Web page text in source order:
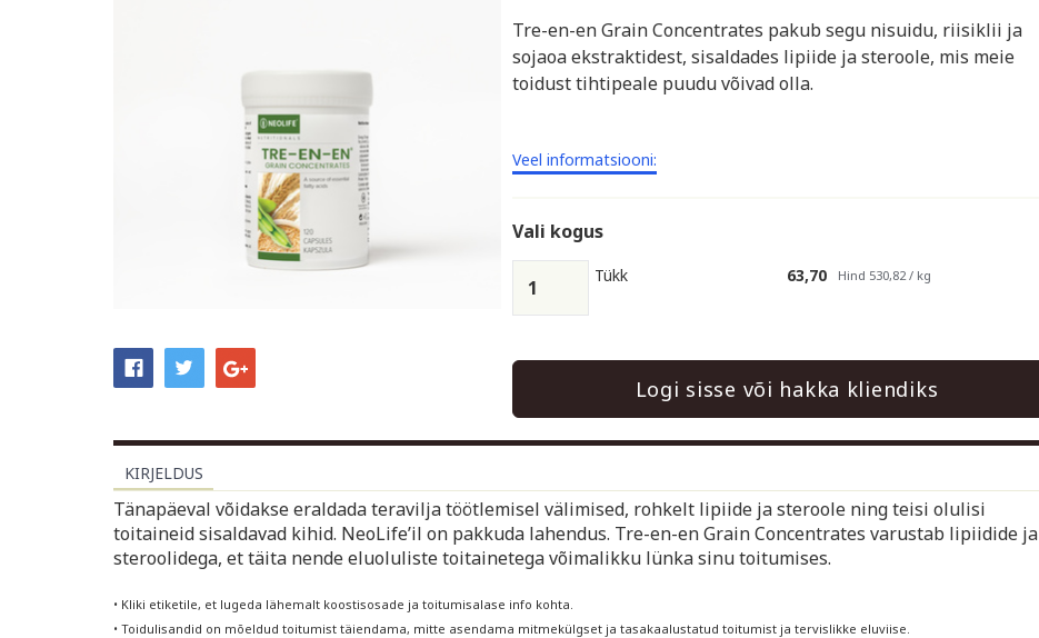
Tre-en-en Grain Concentrates pakub segu nisuidu, riisiklii ja
sojaoa ekstraktidest, sisaldades lipiide ja steroole, mis meie
toidust tihtipeale puudu võivad olla.
Veel informatsiooni:
Vali kogus
Tükk 63,70 Hind 530,82 / kg
Logi sisse või hakka kliendiks
KIRJELDUS
Tänapäeval võidakse eraldada teravilja töötlemisel välimised, rohkelt lipiide ja steroole ning teisi olulisi
toitaineid sisaldavad kihid. NeoLife’il on pakkuda lahendus. Tre-en-en Grain Concentrates varustab lipiidide ja
steroolidega, et täita nende eluoluliste toitainetega võimalikku lünka sinu toitumises.
• Kliki etiketile, et lugeda lähemalt koostisosade ja toitumisalase info kohta.
• Toidulisandid on mõeldud toitumist täiendama, mitte asendama mitmekülgset ja tasakaalustatud toitumist ja tervislikke eluviise.